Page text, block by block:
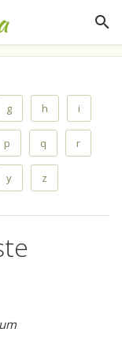
g h i
p q r
y z